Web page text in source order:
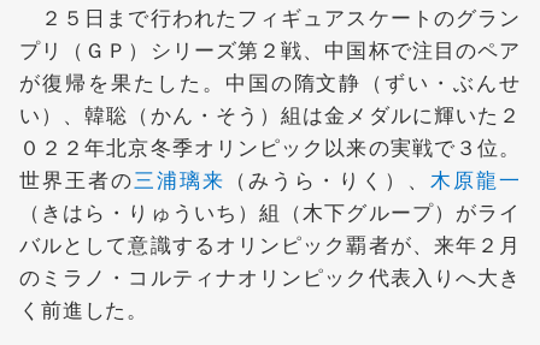
２５日まで行われたフィギュアスケートのグラン
プリ（ＧＰ）シリーズ第２戦、中国杯で注目のペア
が復帰を果たした。中国の隋文静（ずい・ぶんせ
い）、韓聡（かん・そう）組は金メダルに輝いた２
０２２年北京冬季オリンピック以来の実戦で３位。
世界王者の三浦璃来 （みうら・りく）、木原龍一
（きはら・りゅういち）組（木下グループ）がライ
バルとして意識するオリンピック覇者が、来年２月
のミラノ・コルティナオリンピック代表入りへ大き
く前進した。